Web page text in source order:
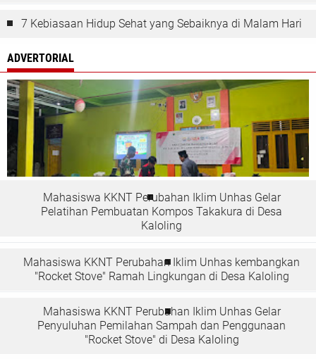
7 Kebiasaan Hidup Sehat yang Sebaiknya di Malam Hari
ADVERTORIAL
Mahasiswa KKNT Perubahan Iklim Unhas Gelar
Pelatihan Pembuatan Kompos Takakura di Desa
Kaloling
Mahasiswa KKNT Perubahan Iklim Unhas kembangkan
"Rocket Stove" Ramah Lingkungan di Desa Kaloling
Mahasiswa KKNT Perubahan Iklim Unhas Gelar
Penyuluhan Pemilahan Sampah dan Penggunaan
"Rocket Stove" di Desa Kaloling